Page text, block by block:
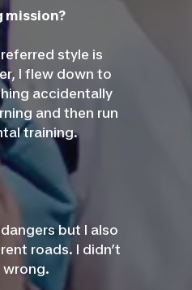
mission?
style is
I flew down to
accidentally
and then run
training.
but I also
roads. I didn’t